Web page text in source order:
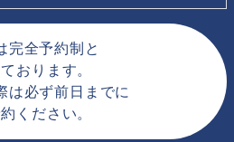
完全予約制と
おります。
は必ず前日までに
ください。